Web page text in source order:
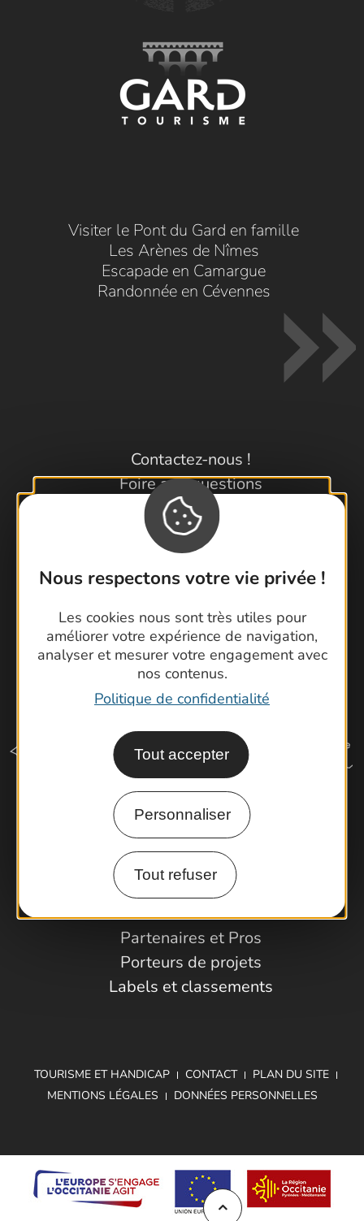
Nous respectons votre vie privée !
Les cookies nous sont très utiles pour
améliorer votre expérience de navigation,
analyser et mesurer votre engagement avec
nos contenus.
Politique de confidentialité
Tout accepter
Personnaliser
Tout refuser
Visiter le Pont du Gard en famille
Les Arènes de Nîmes
Escapade en Camargue
Randonnée en Cévennes
Contactez-nous !
Foire aux questions
Brochures
Cartoguides et Topoguides
Latitude Gard
Comment venir ?
Espace Pro
Observatoire
Partenaires et Pros
Porteurs de projets
Labels et classements
TOURISME ET HANDICAP CONTACT
PLAN DU SITE
MENTIONS LÉGALES
DONNÉES PERSONNELLES